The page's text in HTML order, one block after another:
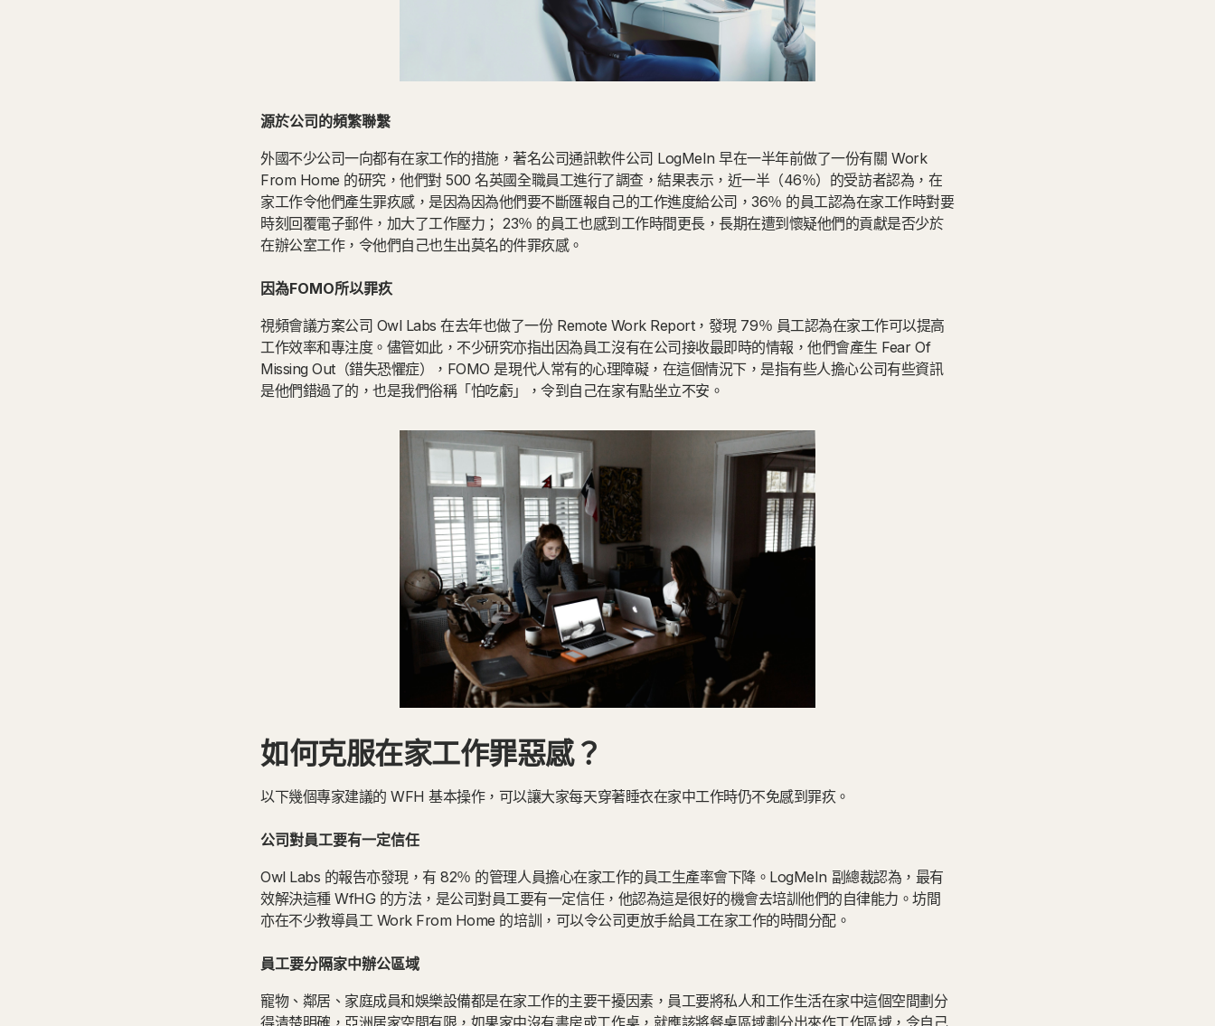
源於公司的頻繁聯繫
外國不少公司一向都有在家工作的措施，著名公司通訊軟件公司 LogMeIn 早在一半年前做了一份有關 Work
From Home 的研究，他們對 500 名英國全職員工進行了調查，結果表示，近一半（46％）的受訪者認為，在
家工作令他們產生罪疚感，是因為因為他們要不斷匯報自己的工作進度給公司，36％ 的員工認為在家工作時對要
時刻回覆電子郵件，加大了工作壓力； 23％ 的員工也感到工作時間更長，長期在遭到懷疑他們的貢獻是否少於
在辦公室工作，令他們自己也生出莫名的件罪疚感。
因為FOMO所以罪疚
視頻會議方案公司 Owl Labs 在去年也做了一份 Remote Work Report，發現 79％ 員工認為在家工作可以提高
工作效率和專注度。儘管如此，不少研究亦指出因為員工沒有在公司接收最即時的情報，他們會產生 Fear Of
Missing Out（錯失恐懼症），FOMO 是現代人常有的心理障礙，在這個情況下，是指有些人擔心公司有些資訊
是他們錯過了的，也是我們俗稱「怕吃虧」，令到自己在家有點坐立不安。
如何克服在家工作罪惡感？
以下幾個專家建議的 WFH 基本操作，可以讓大家每天穿著睡衣在家中工作時仍不免感到罪疚。
公司對員工要有一定信任
Owl Labs 的報告亦發現，有 82％ 的管理人員擔心在家工作的員工生產率會下降。LogMeIn 副總裁認為，最有
效解決這種 WfHG 的方法，是公司對員工要有一定信任，他認為這是很好的機會去培訓他們的自律能力。坊間
亦在不少教導員工 Work From Home 的培訓，可以令公司更放手給員工在家工作的時間分配。
員工要分隔家中辦公區域
寵物、鄰居、家庭成員和娛樂設備都是在家工作的主要干擾因素，員工要將私人和工作生活在家中這個空間劃分
得清楚明確，亞洲居家空間有限，如果家中沒有書房或工作桌，就應該將餐桌區域劃分出來作工作區域，令自己